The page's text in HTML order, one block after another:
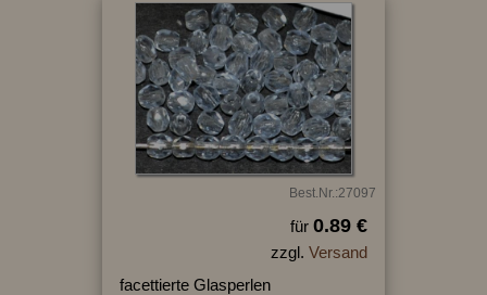
Best.Nr.:27097
für 0.89 €
zzgl. Versand
facettierte Glasperlen